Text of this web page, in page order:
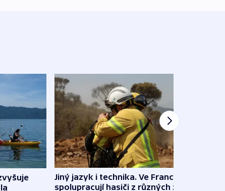
Jiný jazyk i technika. Ve Francii
spolupracují hasiči z různých zemí